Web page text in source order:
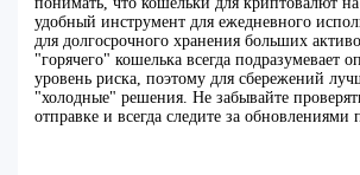
удобный инструмент для ежедневного
для долгосрочного хранения больших
"горячего" кошелька всегда подразумевает
уровень риска, поэтому для сбережений
"холодные" решения. Не забывайте
отправке и всегда следите за обновлениями